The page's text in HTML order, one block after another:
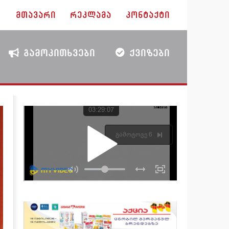
ᲛᲗᲐᲕᲐᲠᲘ ᲠᲔᲙᲚᲐᲛᲐ ᲙᲝᲜᲢᲐᲥᲢᲘ
ᲒᲐᲛᲝᲙᲘᲗᲮᲕᲔᲑᲘ ᲥᲕᲘᲖᲔᲑᲘ